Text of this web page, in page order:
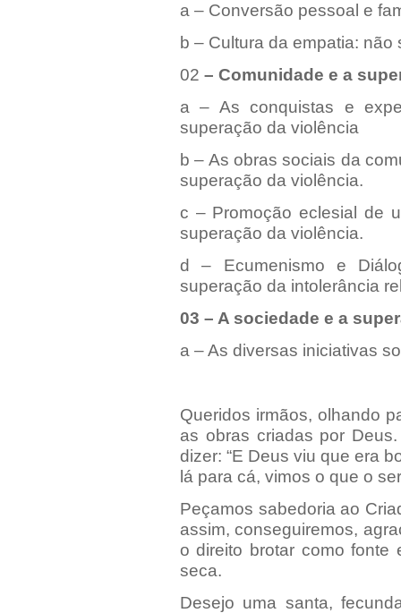
a – Conversão pessoal e
b – Cultura da empatia:
02 – Comunidade e a
a – As conquistas e
superação da violência
b – As obras sociais da
superação da violência.
c – Promoção eclesial de
superação da violência.
d – Ecumenismo e
superação da intolerância
03 – A sociedade e a
a – As diversas iniciativas
Queridos irmãos, olhando
as obras criadas por
dizer: “E Deus viu que era
lá para cá, vimos o que o
Peçamos sabedoria ao
assim, conseguiremos,
o direito brotar como fonte
seca.
Desejo uma santa,